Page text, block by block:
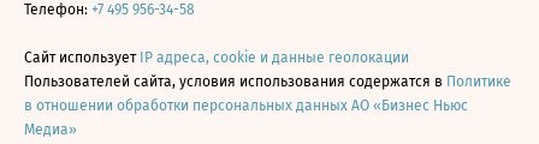
Телефон: +7 495 956-34-58
Сайт использует IP адреса, cookie и данные геолокации
Пользователей сайта, условия использования содержатся в Политике
в отношении обработки персональных данных АО «Бизнес Ньюс
Медиа»